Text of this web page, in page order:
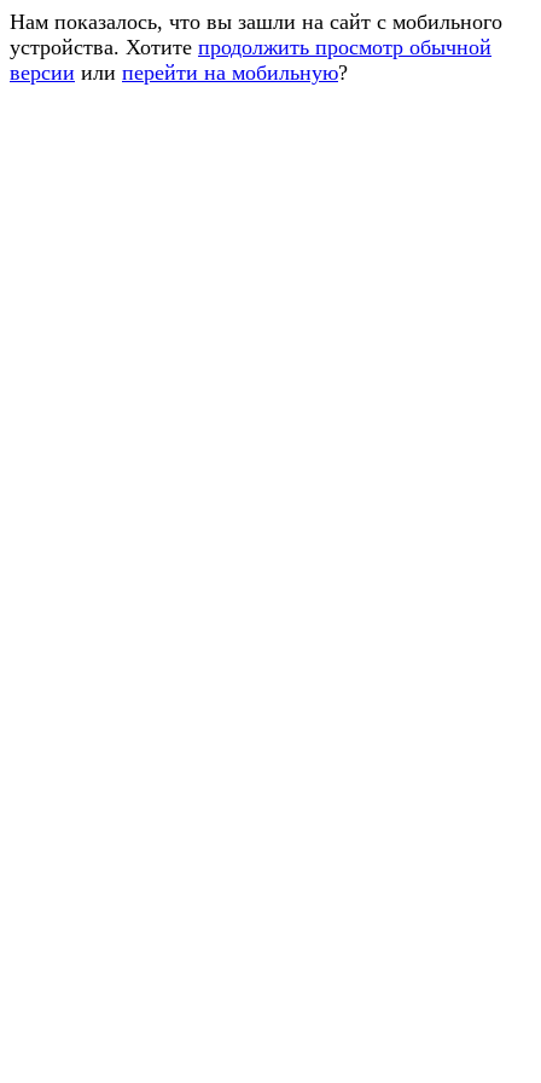
Нам показалось, что вы зашли на сайт с мобильного
устройства. Хотите продолжить просмотр обычной
версии или перейти на мобильную?